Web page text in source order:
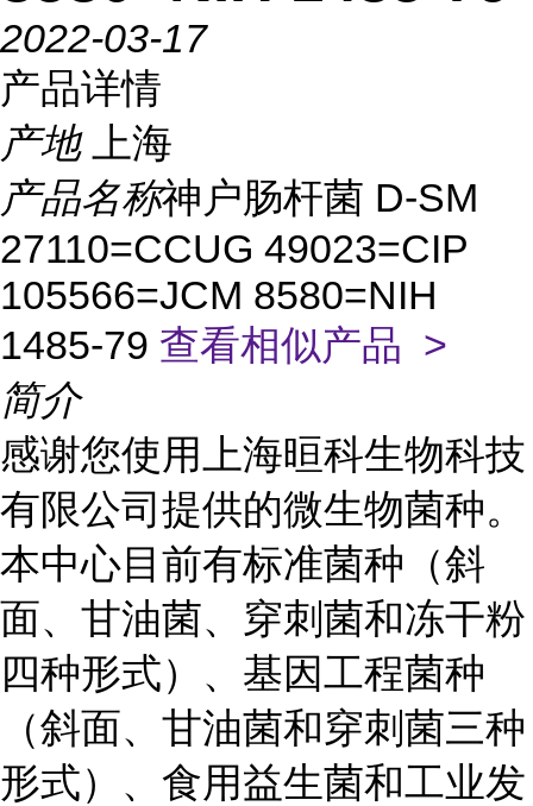
2022-03-17
产品详情
产地
上海
产品名称神户肠杆菌 D-SM
27110=CCUG 49023=CIP
105566=JCM 8580=NIH
1485-79 查看相似产品 >
简介
感谢您使用上海晅科生物科技
有限公司提供的微生物菌种。
本中心目前有标准菌种（斜
面、甘油菌、穿刺菌和冻干粉
四种形式）、基因工程菌种
（斜面、甘油菌和穿刺菌三种
形式）、食用益生菌和工业发